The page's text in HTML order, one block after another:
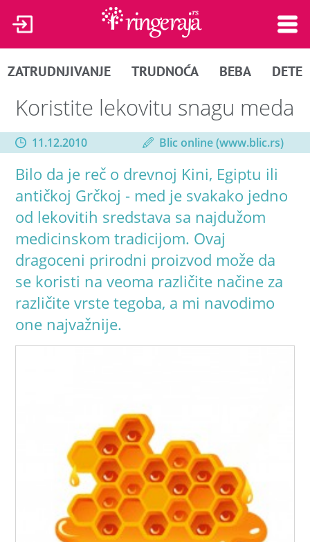
ZATRUDNJIVANJE TRUDNOĆA BEBA DETE
Koristite lekovitu snagu meda
11.12.2010 Blic online (www.blic.rs)
Bilo da je reč o drevnoj Kini, Egiptu ili
antičkoj Grčkoj - med je svakako jedno
od lekovitih sredstava sa najdužom
medicinskom tradicijom. Ovaj
dragoceni prirodni proizvod može da
se koristi na veoma različite načine za
različite vrste tegoba, a mi navodimo
one najvažnije.